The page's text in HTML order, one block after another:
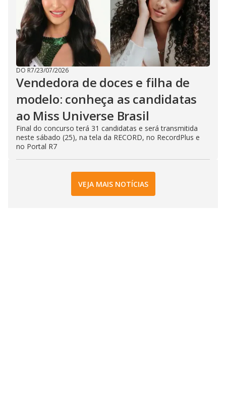
DO R7/23/07/2026
Vendedora de doces e filha de
modelo: conheça as candidatas
ao Miss Universe Brasil
Final do concurso terá 31 candidatas e será transmitida
neste sábado (25), na tela da RECORD, no RecordPlus e
no Portal R7
VEJA MAIS NOTÍCIAS